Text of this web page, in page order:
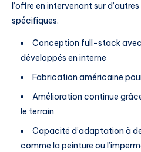
l’offre en intervenant sur
spécifiques.
Conception full-stack
développés en interne
Fabrication américaine
Amélioration continue
le terrain
Capacité d’adaptation à
comme la peinture ou